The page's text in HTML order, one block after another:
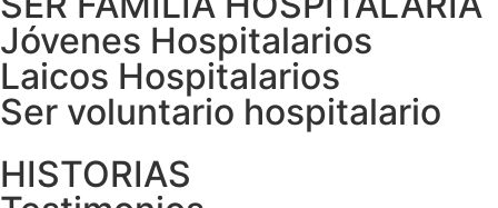
Jóvenes Hospitalarios
Laicos Hospitalarios
Ser voluntario hospitalario
HISTORIAS